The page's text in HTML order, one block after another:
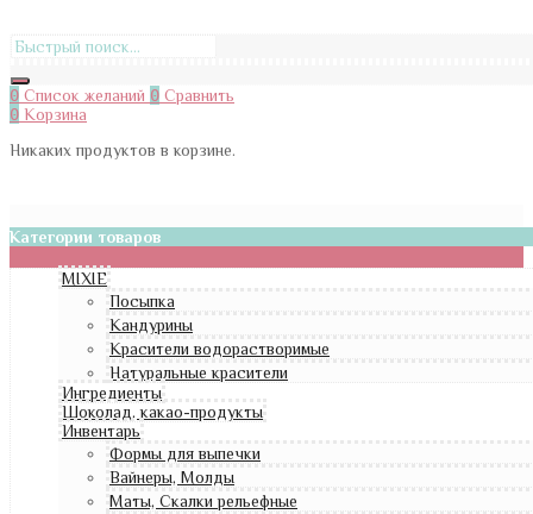
0 Список желаний 0 Сравнить
0 Корзина
Никаких продуктов в корзине.
Категории товаров
MIXIE
Посыпка
Кандурины
Красители водорастворимые
Натуральные красители
Ингредиенты
Шоколад, какао-продукты
Инвентарь
Формы для выпечки
Вайнеры, Молды
Маты, Скалки рельефные